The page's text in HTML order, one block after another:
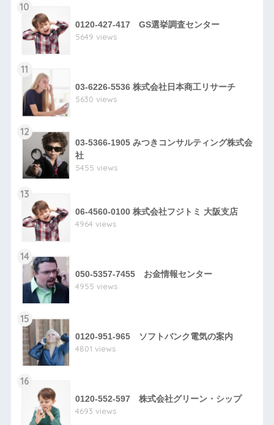
10
0120-427-417 GS選挙調査センター
5649 views
11
03-6226-5536 株式会社日本商工リサーチ
5630 views
12
03-5366-1905 みつきコンサルティング株式会
社
5455 views
13
06-4560-0100 株式会社フジトミ 大阪支店
4964 views
14
050-5357-7455 お金情報センター
4955 views
15
0120-951-965 ソフトバンク電気の案内
4801 views
16
0120-552-597 株式会社グリーン・シップ
4693 views